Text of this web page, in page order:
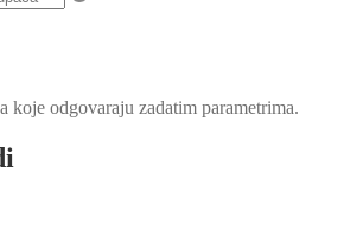
koje odgovaraju zadatim parametrima.